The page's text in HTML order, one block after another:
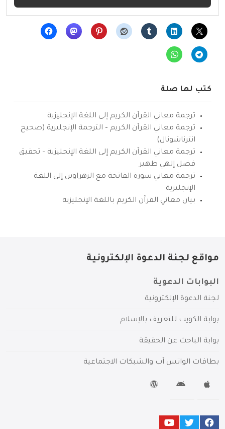
كتب لها صلة
ترجمة معاني القرآن الكريم إلى اللغة الإنجليزية
ترجمة معاني القرآن الكريم – الترجمة الإنجليزية (صحيح
انترناشونال)
ترجمة معاني القرآن الكريم إلى اللغة الإنجليزية – تحقيق
فضل إلهي ظهير
ترجمة معاني سورة الفاتحة مع الزهراوين إلى اللغة
الإنجليزية
بيان معاني القرآن الكريم باللغة الإنجليزية
مواقع لجنة الدعوة الإلكترونية
البوابات الدعوية
لجنة الدعوة الإلكترونية
بوابة الكويت للتعريف بالإسلام
بوابة الباحث عن الحقيقة
بطاقات الواتس آب والشبكات الاجتماعية